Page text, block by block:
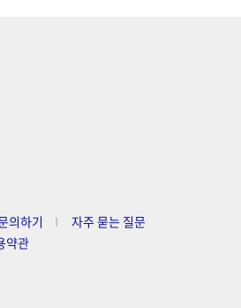
의하기
자주 묻는 질문
약관